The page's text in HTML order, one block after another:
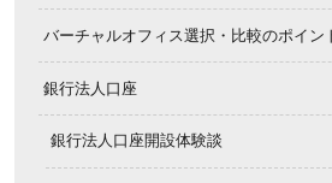
バーチャルオフィス選択・比較のポイン
銀行法人口座
銀行法人口座開設体験談